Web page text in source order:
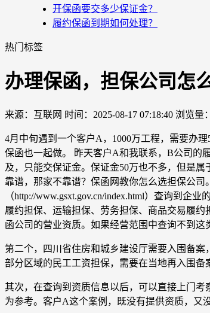
开保函要交多少保证金？
履约保函到期如何处理？
热门标签
办理保函，担保公司怎
来源：互联网 时间：2025-08-17 07:18:40 浏览量
4月中旬遇到一个客户A，1000万工程，需要办
保函也一起做。 昨天客户A和我联系，B公司的
及，只能交保证金。保证金50万也不多，但是
靠谱，那家不靠谱？保函网教你怎么选担保公
（http://www.gsxt.gov.cn/index.html）查询到
履约担保、运输担保、劳务担保、商品交易履
函公司的营业资质。如果经营范围中查询不到这
第二个，四川省住房和城乡建设厅需要入围备
部分区域的民工工资担保，需要在当地再入围备
其次，在查询到资质信息以后，可以直接上门
为参考。客户A这个案例，既没有提供资质，又